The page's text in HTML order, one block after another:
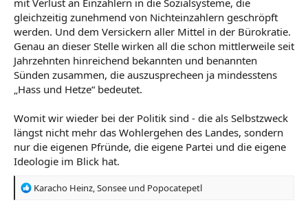
mit Verlust an Einzahlern in die Sozialsysteme, die
gleichzeitig zunehmend von Nichteinzahlern geschröpft
werden. Und dem Versickern aller Mittel in der Bürokratie.
Genau an dieser Stelle wirken all die schon mittlerweile seit
Jahrzehnten hinreichend bekannten und benannten
Sünden zusammen, die auszusprecheen ja mindesstens
„Hass und Hetze“ bedeutet.
Womit wir wieder bei der Politik sind - die als Selbstzweck
längst nicht mehr das Wohlergehen des Landes, sondern
nur die eigenen Pfründe, die eigene Partei und die eigene
Ideologie im Blick hat.
R
Karacho Heinz,Sonsee und Popocatepetl